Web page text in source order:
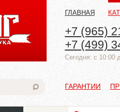
ГЛАВНАЯ
+7 (965)
+7 (499)
Cегодня: с 10:00
ГАРАНТИИ